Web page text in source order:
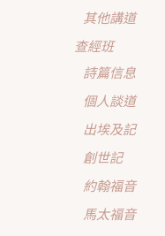
其他講道
查經班
詩篇信息
個人談道
出埃及記
創世記
約翰福音
馬太福音